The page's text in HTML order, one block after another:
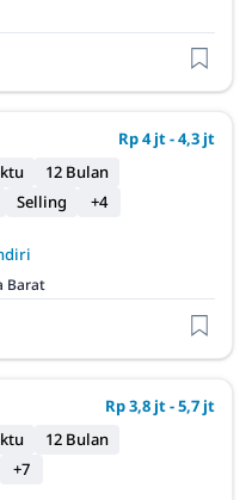
Rp 4 jt - 4,3 jt
12 Bulan
Selling +4
Barat
Rp 3,8 jt - 5,7 jt
12 Bulan
+7